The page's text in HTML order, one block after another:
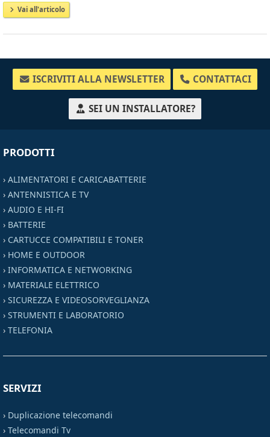
Vai all'articolo
ISCRIVITI ALLA NEWSLETTER CONTATTACI
SEI UN INSTALLATORE?
PRODOTTI
› ALIMENTATORI E CARICABATTERIE
› ANTENNISTICA E TV
› AUDIO E HI-FI
› BATTERIE
› CARTUCCE COMPATIBILI E TONER
› HOME E OUTDOOR
› INFORMATICA E NETWORKING
› MATERIALE ELETTRICO
› SICUREZZA E VIDEOSORVEGLIANZA
› STRUMENTI E LABORATORIO
› TELEFONIA
SERVIZI
› Duplicazione telecomandi
› Telecomandi Tv